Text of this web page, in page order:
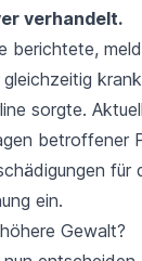
verhandelt.
berichtete,
sorgte.
betroffener
für
ein.
Gewalt?